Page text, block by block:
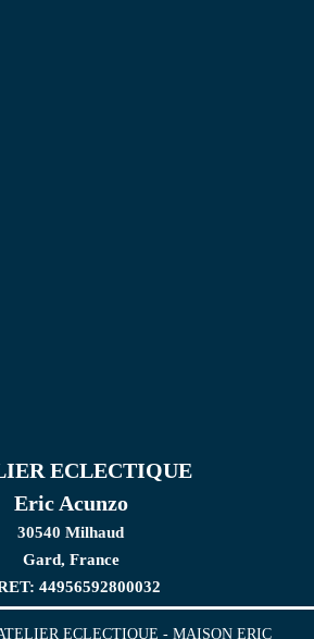
ECLECTIQUE
Eric Acunzo
30540 Milhaud
Gard, France
44956592800032
ECLECTIQUE - MAISON ERIC